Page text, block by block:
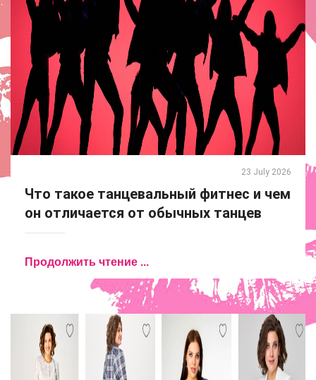
23 July 2026
Что такое танцевальный фитнес и чем
он отличается от обычных танцев
Продолжить чтение ...